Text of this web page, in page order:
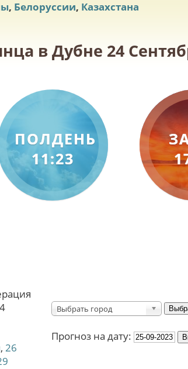
, Белоруссии, Казахстана
в Дубне 24
ПОЛДЕНЬ
11:23
, 26
Выбрать город
Прогноз на дату: